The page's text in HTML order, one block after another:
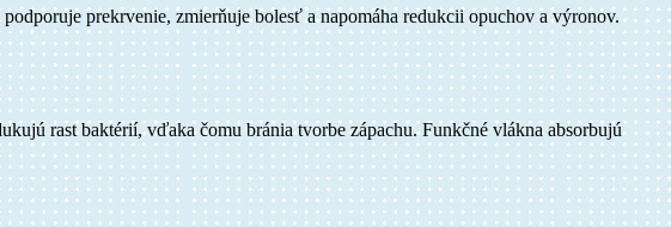
prekrvenie, zmierňuje bolesť a napomáha redukcii opuchov a výronov.
rast baktérií, vďaka čomu bránia tvorbe zápachu. Funkčné vlákna absorbujú